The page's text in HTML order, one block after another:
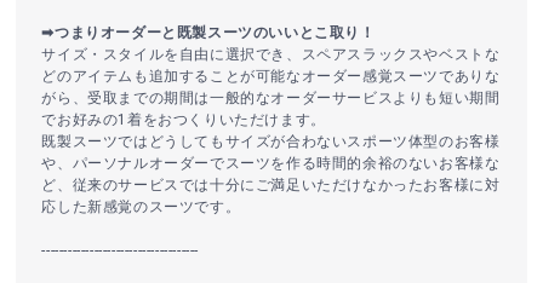
➡つまりオーダーと既製スーツのいいとこ取り！
サイズ・スタイルを自由に選択でき、スペアスラックスやベストな
どのアイテムも追加することが可能なオーダー感覚スーツでありな
がら、受取までの期間は一般的なオーダーサービスよりも短い期間
でお好みの1着をおつくりいただけます。
既製スーツではどうしてもサイズが合わないスポーツ体型のお客様
や、パーソナルオーダーでスーツを作る時間的余裕のないお客様な
ど、従来のサービスでは十分にご満足いただけなかったお客様に対
応した新感覚のスーツです。
------------------------------------